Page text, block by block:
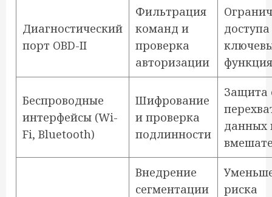
Диагностический
порт OBD-II
Фильтрация
команд и
проверка
авторизации
Беспроводные
интерфейсы (Wi-
Fi, Bluetooth)
Шифрование
и проверка
подлинности
Защита
данных
Внедрение
сегментации
риска